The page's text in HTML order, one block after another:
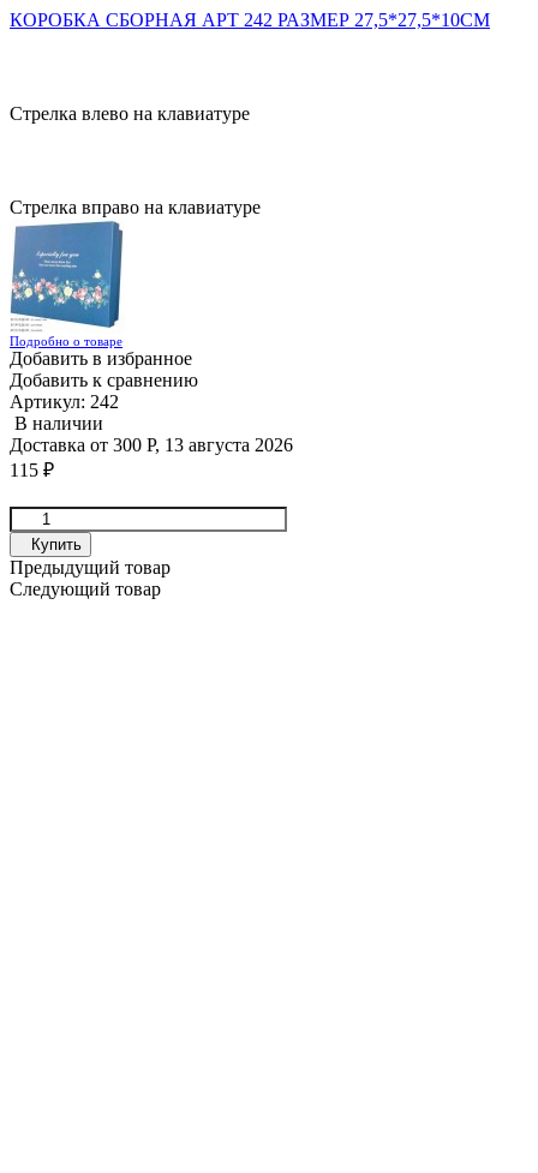
КОРОБКА СБОРНАЯ АРТ 242 РАЗМЕР 27,5*27,5*10СМ
Стрелка влево на клавиатуре
Стрелка вправо на клавиатуре
Подробно о товаре
Добавить в избранное
Добавить к сравнению
Артикул: 242
В наличии
Доставка от 300 Р, 13 августа 2026
115 ₽
Купить
Предыдущий товар
Следующий товар